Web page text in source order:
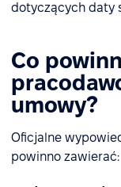
dotyczących daty
Co
umowy?
Oficjalne
powinno zawierać: